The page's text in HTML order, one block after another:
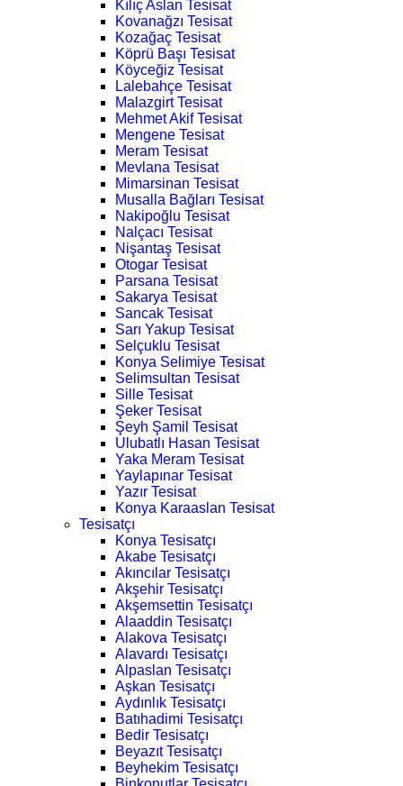
Kılıç Aslan Tesisat
Kovanağzı Tesisat
Kozağaç Tesisat
Köprü Başı Tesisat
Köyceğiz Tesisat
Lalebahçe Tesisat
Malazgirt Tesisat
Mehmet Akif Tesisat
Mengene Tesisat
Meram Tesisat
Mevlana Tesisat
Mimarsinan Tesisat
Musalla Bağları Tesisat
Nakipoğlu Tesisat
Nalçacı Tesisat
Nişantaş Tesisat
Otogar Tesisat
Parsana Tesisat
Sakarya Tesisat
Sancak Tesisat
Sarı Yakup Tesisat
Selçuklu Tesisat
Konya Selimiye Tesisat
Selimsultan Tesisat
Sille Tesisat
Şeker Tesisat
Şeyh Şamil Tesisat
Ulubatlı Hasan Tesisat
Yaka Meram Tesisat
Yaylapınar Tesisat
Yazır Tesisat
Konya Karaaslan Tesisat
Tesisatçı
Konya Tesisatçı
Akabe Tesisatçı
Akıncılar Tesisatçı
Akşehir Tesisatçı
Akşemsettin Tesisatçı
Alaaddin Tesisatçı
Alakova Tesisatçı
Alavardı Tesisatçı
Alpaslan Tesisatçı
Aşkan Tesisatçı
Aydınlık Tesisatçı
Batıhadimi Tesisatçı
Bedir Tesisatçı
Beyazıt Tesisatçı
Beyhekim Tesisatçı